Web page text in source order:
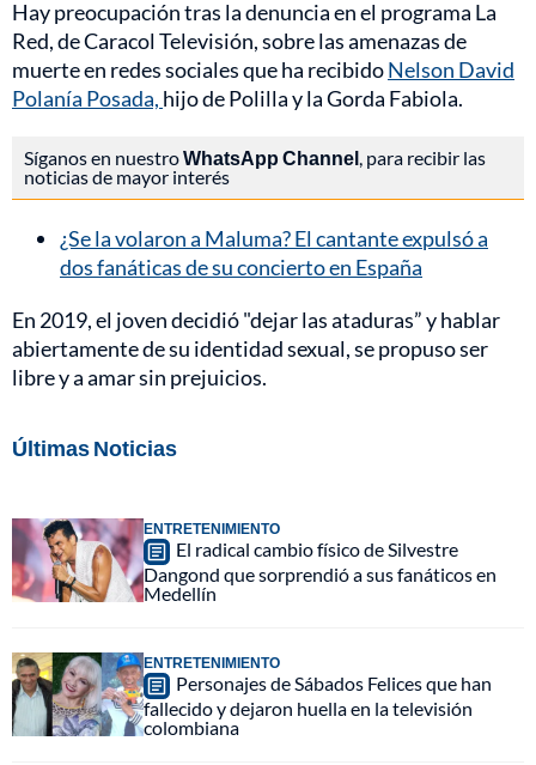
Hay preocupación tras la denuncia en el programa La
Red, de Caracol Televisión, sobre las amenazas de
muerte en redes sociales que ha recibidoNelson David
Polanía Posada, hijo de Polilla y la Gorda Fabiola.
Síganos en nuestroWhatsApp Channel, para recibir las
noticias de mayor interés
¿Se la volaron a Maluma? El cantante expulsó a
dos fanáticas de su concierto en España
En 2019, el joven decidió "dejar las ataduras” y hablar
abiertamente de su identidad sexual, se propuso ser
libre y a amar sin prejuicios.
Últimas Noticias
ENTRETENIMIENTO
El radical cambio físico de Silvestre
Dangond que sorprendió a sus fanáticos en
Medellín
ENTRETENIMIENTO
Personajes de Sábados Felices que han
fallecido y dejaron huella en la televisión
colombiana